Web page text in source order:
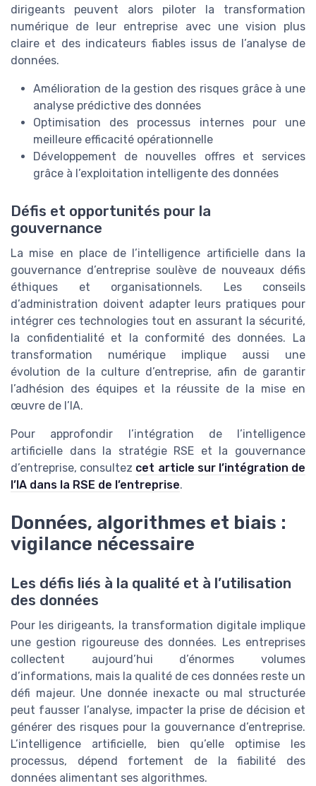
dirigeants peuvent alors piloter la transformation
numérique de leur entreprise avec une vision plus
claire et des indicateurs fiables issus de l’analyse de
données.
Amélioration de la gestion des risques grâce à une
analyse prédictive des données
Optimisation des processus internes pour une
meilleure efficacité opérationnelle
Développement de nouvelles offres et services
grâce à l’exploitation intelligente des données
Défis et opportunités pour la
gouvernance
La mise en place de l’intelligence artificielle dans la
gouvernance d’entreprise soulève de nouveaux défis
éthiques et organisationnels. Les conseils
d’administration doivent adapter leurs pratiques pour
intégrer ces technologies tout en assurant la sécurité,
la confidentialité et la conformité des données. La
transformation numérique implique aussi une
évolution de la culture d’entreprise, afin de garantir
l’adhésion des équipes et la réussite de la mise en
œuvre de l’IA.
Pour approfondir l’intégration de l’intelligence
artificielle dans la stratégie RSE et la gouvernance
d’entreprise, consultez cet article sur l’intégration de
l’IA dans la RSE de l’entreprise.
Données, algorithmes et biais :
vigilance nécessaire
Les défis liés à la qualité et à l’utilisation
des données
Pour les dirigeants, la transformation digitale implique
une gestion rigoureuse des données. Les entreprises
collectent aujourd’hui d’énormes volumes
d’informations, mais la qualité de ces données reste un
défi majeur. Une donnée inexacte ou mal structurée
peut fausser l’analyse, impacter la prise de décision et
générer des risques pour la gouvernance d’entreprise.
L’intelligence artificielle, bien qu’elle optimise les
processus, dépend fortement de la fiabilité des
données alimentant ses algorithmes.